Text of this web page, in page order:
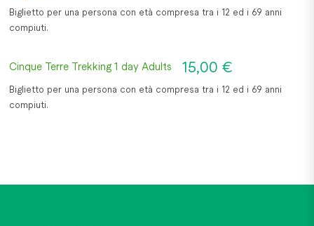
Biglietto per una persona con età compresa tra i 12 ed i 69 anni
compiuti.
Cinque Terre Trekking 1 day Adults 15,00 €
Biglietto per una persona con età compresa tra i 12 ed i 69 anni
compiuti.